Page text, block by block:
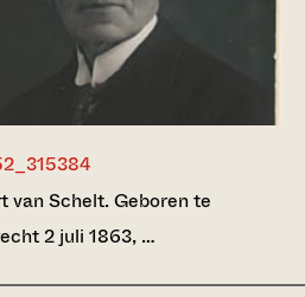
van Schelt. Geboren te
2 juli 1863, …